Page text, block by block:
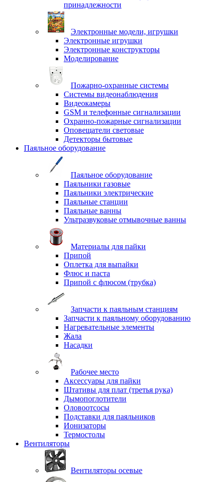
принадлежности
Электронные модели, игрушки
Электронные игрушки
Электронные конструкторы
Моделирование
Пожарно-охранные системы
Системы видеонаблюдения
Видеокамеры
GSM и телефонные сигнализации
Охранно-пожарные сигнализации
Оповещатели световые
Детекторы бытовые
Паяльное оборудование
Паяльное оборудование
Паяльники газовые
Паяльники электрические
Паяльные станции
Паяльные ванны
Ультразвуковые отмывочные ванны
Материалы для пайки
Припой
Оплетка для выпайки
Флюс и паста
Припой с флюсом (трубка)
Запчасти к паяльным станциям
Запчасти к паяльному оборудованию
Нагревательные элементы
Жала
Насадки
Рабочее место
Аксессуары для пайки
Штативы для плат (третья рука)
Дымопоглотители
Оловоотсосы
Подставки для паяльников
Ионизаторы
Термостолы
Вентиляторы
Вентиляторы осевые